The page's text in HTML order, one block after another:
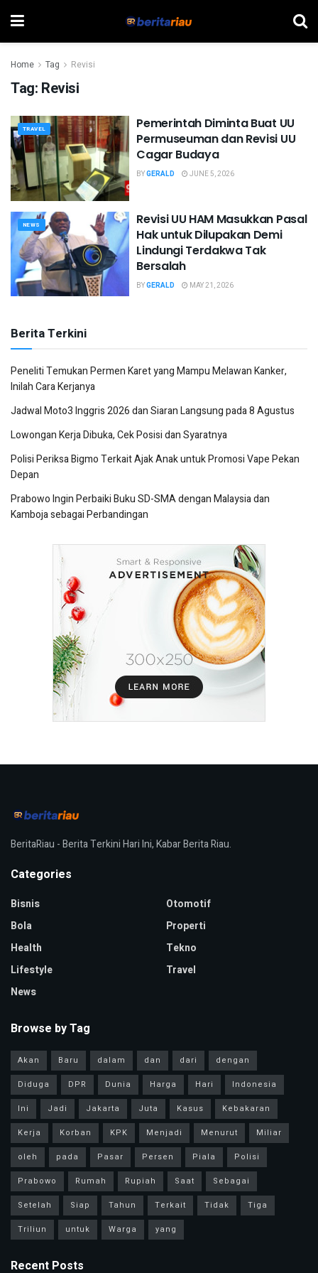
Home Tag Revisi
Tag: Revisi
TRAVEL
Pemerintah Diminta Buat UU
Permuseuman dan Revisi UU
Cagar Budaya
BYGERALD JUNE 5, 2026
NEWS
Revisi UU HAM Masukkan Pasal
Hak untuk Dilupakan Demi
Lindungi Terdakwa Tak
Bersalah
BYGERALD MAY 21, 2026
Berita Terkini
Peneliti Temukan Permen Karet yang Mampu Melawan Kanker,
Inilah Cara Kerjanya
Jadwal Moto3 Inggris 2026 dan Siaran Langsung pada 8 Agustus
Lowongan Kerja Dibuka, Cek Posisi dan Syaratnya
Polisi Periksa Bigmo Terkait Ajak Anak untuk Promosi Vape Pekan
Depan
Prabowo Ingin Perbaiki Buku SD-SMA dengan Malaysia dan
Kamboja sebagai Perbandingan
BeritaRiau - Berita Terkini Hari Ini, Kabar Berita Riau.
Categories
Bisnis
Bola
Health
Lifestyle
News
Otomotif
Properti
Tekno
Travel
Browse by Tag
Akan Baru dalam dan dari
dengan
Diduga
DPR Dunia Harga Hari
Indonesia
Ini
Jadi Jakarta Juta Kasus
Kebakaran
Kerja
Korban KPK Menjadi Menurut
Miliar
oleh
pada Pasar Persen Piala
Polisi
Prabowo
Rumah Rupiah Saat
Sebagai
Setelah
Siap Tahun Terkait Tidak
Tiga
Triliun
untuk Warga yang
Recent Posts